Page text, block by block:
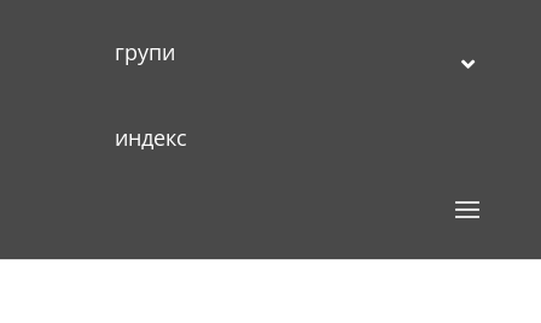
групи
индекс